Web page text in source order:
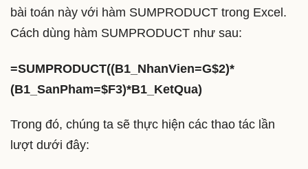
bài toán này với hàm SUMPRODUCT trong Excel.
Cách dùng hàm SUMPRODUCT như sau:
=SUMPRODUCT((B1_NhanVien=G$2)*
(B1_SanPham=$F3)*B1_KetQua)
Trong đó, chúng ta sẽ thực hiện các thao tác lần
lượt dưới đây: